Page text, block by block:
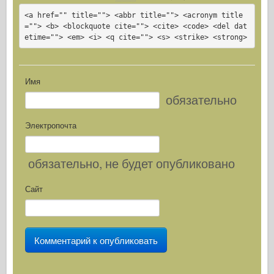
<a href="" title=""> <abbr title=""> <acronym title
=""> <b> <blockquote cite=""> <cite> <code> <del dat
etime=""> <em> <i> <q cite=""> <s> <strike> <strong>
Имя
обязательно
Электропочта
обязательно, не будет опубликовано
Сайт